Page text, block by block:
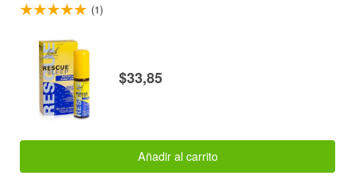
(1)
$33,85
Añadir al carrito